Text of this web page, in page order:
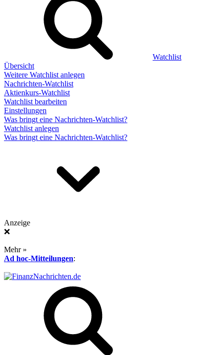
Watchlist
Übersicht
Weitere Watchlist anlegen
Nachrichten-Watchlist
Aktienkurs-Watchlist
Watchlist bearbeiten
Einstellungen
Was bringt eine Nachrichten-Watchlist?
Watchlist anlegen
Was bringt eine Nachrichten-Watchlist?
Anzeige
❌
Mehr »
Ad hoc-Mitteilungen: